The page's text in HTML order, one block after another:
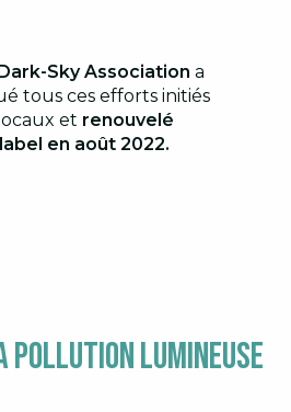
Sky Association a
tous ces efforts initiés
et renouvelé
en août 2022.
pollution lumineuse